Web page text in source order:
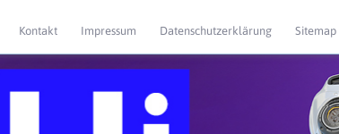
Kontakt Impressum Datenschutzerklärung Sitemap